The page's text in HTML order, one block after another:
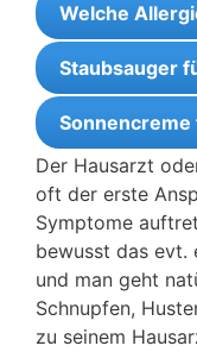
Welche
Staubsauger
Der Hausarzt
oft der erste
Symptome
bewusst das evt.
und man geht
Schnupfen,
zu seinem